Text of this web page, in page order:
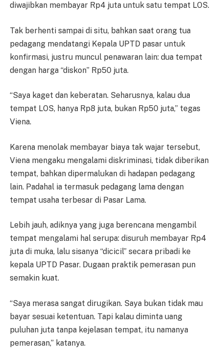
diwajibkan membayar Rp4 juta untuk satu tempat LOS.
Tak berhenti sampai di situ, bahkan saat orang tua
pedagang mendatangi Kepala UPTD pasar untuk
konfirmasi, justru muncul penawaran lain: dua tempat
dengan harga “diskon” Rp50 juta.
“Saya kaget dan keberatan. Seharusnya, kalau dua
tempat LOS, hanya Rp8 juta, bukan Rp50 juta,” tegas
Viena.
Karena menolak membayar biaya tak wajar tersebut,
Viena mengaku mengalami diskriminasi, tidak diberikan
tempat, bahkan dipermalukan di hadapan pedagang
lain. Padahal ia termasuk pedagang lama dengan
tempat usaha terbesar di Pasar Lama.
Lebih jauh, adiknya yang juga berencana mengambil
tempat mengalami hal serupa: disuruh membayar Rp4
juta di muka, lalu sisanya “dicicil” secara pribadi ke
kepala UPTD Pasar. Dugaan praktik pemerasan pun
semakin kuat.
“Saya merasa sangat dirugikan. Saya bukan tidak mau
bayar sesuai ketentuan. Tapi kalau diminta uang
puluhan juta tanpa kejelasan tempat, itu namanya
pemerasan,” katanya.